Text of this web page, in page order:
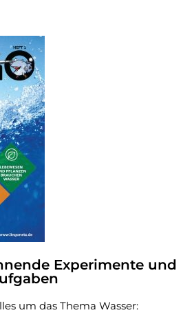
Experimente und
um das Thema Wasser: